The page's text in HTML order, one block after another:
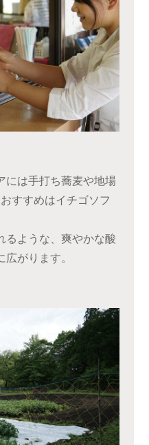
には手打ち蕎麦や地場
すすめはイチゴソフ
るような、爽やかな酸
広がります。